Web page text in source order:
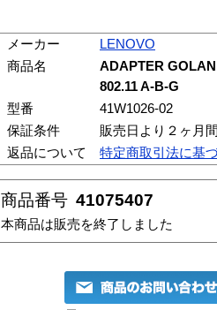
メーカー
LENOVO
商品名
ADAPTER
802.11 A-B-G
型番
41W1026-02
保証条件
販売日より２ヶ月
返品について
特定商取引法に基
商品番号 41075407
本商品は販売を終了しました